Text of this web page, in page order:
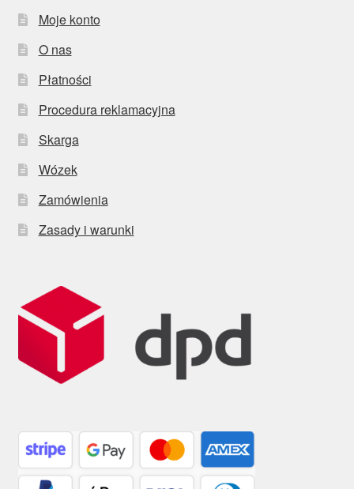
Moje konto
O nas
Płatności
Procedura reklamacyjna
Skarga
Wózek
Zamówienia
Zasady i warunki